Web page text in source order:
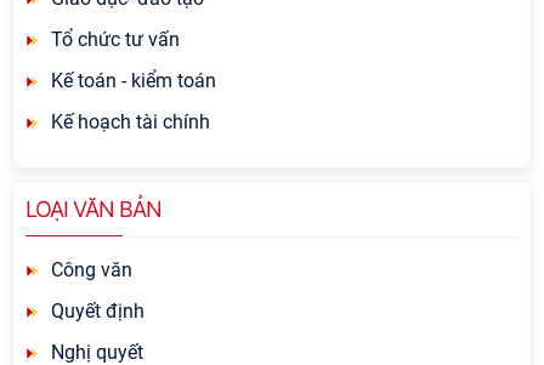
Tổ chức tư vấn
Kế toán - kiểm toán
Kế hoạch tài chính
LOẠI VĂN BẢN
Công văn
Quyết định
Nghị quyết